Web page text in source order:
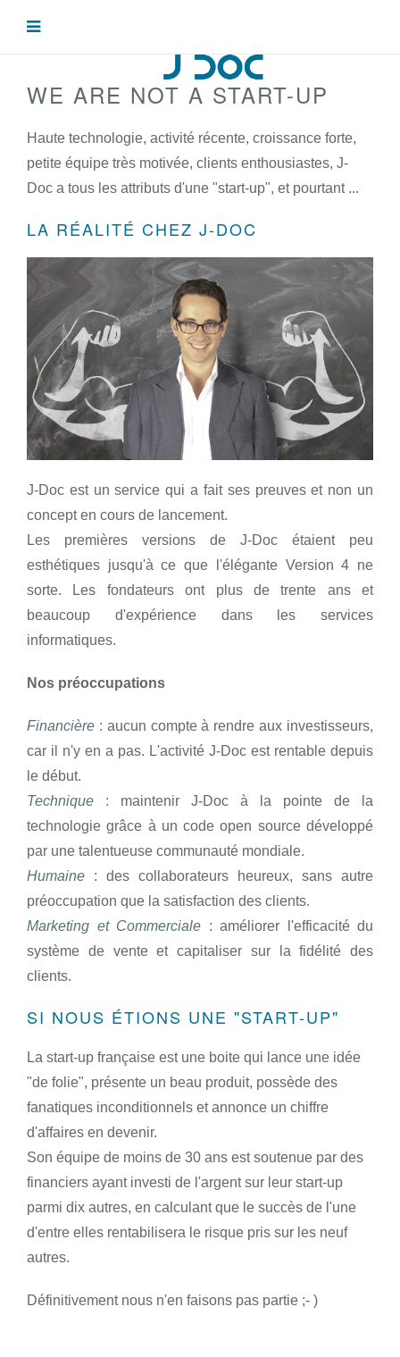
WE ARE NOT A START-UP
Haute technologie, activité récente, croissance forte,
petite équipe très motivée, clients enthousiastes, J-
Doc a tous les attributs d'une "start-up", et pourtant ...
LA RÉALITÉ CHEZ J-DOC
J-Doc est un service qui a fait ses preuves et non un
concept en cours de lancement.
Les premières versions de J-Doc étaient peu
esthétiques jusqu'à ce que l'élégante Version 4 ne
sorte. Les fondateurs ont plus de trente ans et
beaucoup d'expérience dans les services
informatiques.
Nos préoccupations
Financière : aucun compte à rendre aux investisseurs,
car il n'y en a pas. L'activité J-Doc est rentable depuis
le début.
Technique : maintenir J-Doc à la pointe de la
technologie grâce à un code open source développé
par une talentueuse communauté mondiale.
Humaine : des collaborateurs heureux, sans autre
préoccupation que la satisfaction des clients.
Marketing et Commerciale : améliorer l'efficacité du
système de vente et capitaliser sur la fidélité des
clients.
SI NOUS ÉTIONS UNE "START-UP"
La start-up française est une boite qui lance une idée
"de folie", présente un beau produit, possède des
fanatiques inconditionnels et annonce un chiffre
d'affaires en devenir.
Son équipe de moins de 30 ans est soutenue par des
financiers ayant investi de l'argent sur leur start-up
parmi dix autres, en calculant que le succès de l'une
d'entre elles rentabilisera le risque pris sur les neuf
autres.
Définitivement nous n'en faisons pas partie ;- )